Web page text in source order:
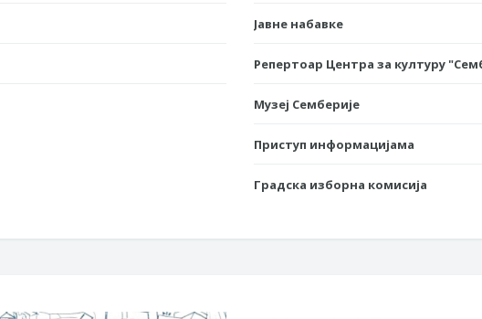
Јавне набавке
Репертоар Центра за културу
Музеј Семберије
Приступ информацијама
Градска изборна комисија